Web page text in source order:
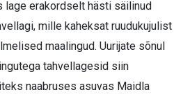
erakordselt hästi säilinud
mille kaheksat ruudukujulist
maalingud. Uurijate sõnul
tahvellagesid siin
naabruses asuvas Maidla